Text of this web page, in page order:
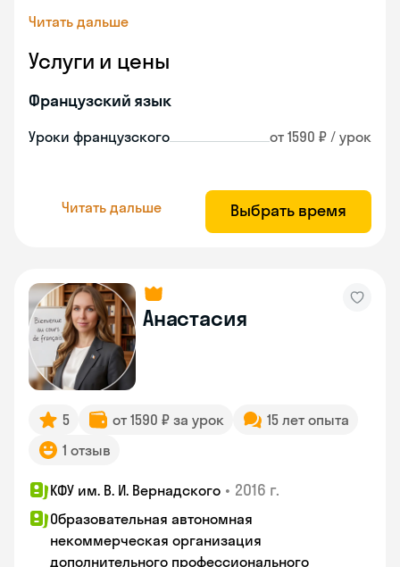
Читать дальше
Услуги и цены
Французский язык
Уроки французского от 1590 ₽ / урок
Читать дальше Выбрать время
Анастасия
5 от 1590 ₽ за урок
15 лет опыта
1 отзыв
КФУ им. В. И. Вернадского • 2016 г.
Образовательная автономная
некоммерческая организация
дополнительного профессионального